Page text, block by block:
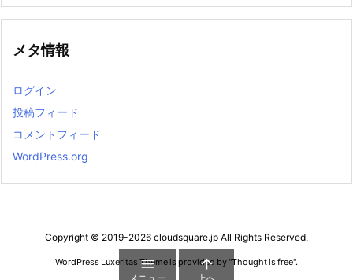
メタ情報
ログイン
投稿フィード
コメントフィード
WordPress.org
Copyright © 2019-2026 cloudsquare.jp All Rights Reserved.
WordPress Luxeritas Theme is provided by "Thought is free".
 